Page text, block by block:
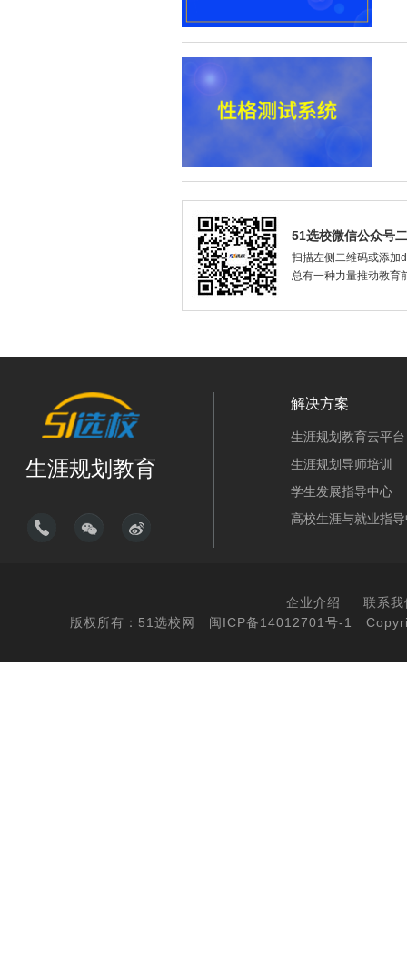
51选校微信公众号
扫描左侧二维码或添加
总有一种力量推动教育
生涯规划教育
解决方案
生涯规划教育云平台
生涯规划导师培训
学生发展指导中心
高校生涯与就业指
企业介绍
联系我
版权所有：51选校网
闽ICP备14012701号-1